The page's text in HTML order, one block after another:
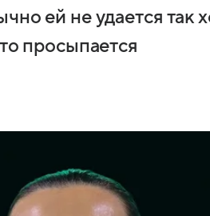
ей не удается так
просыпается